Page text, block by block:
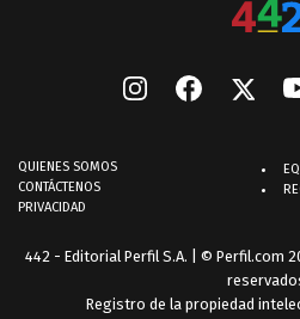
QUIENES SOMOS
CONTÁCTENOS
PRIVACIDAD
442 - Editorial Perfil S.A. | © Perfil.com
Registro de la propiedad